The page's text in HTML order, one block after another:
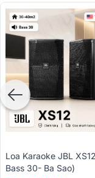
Loa Karaoke JBL
Bass 30- Ba Sao)